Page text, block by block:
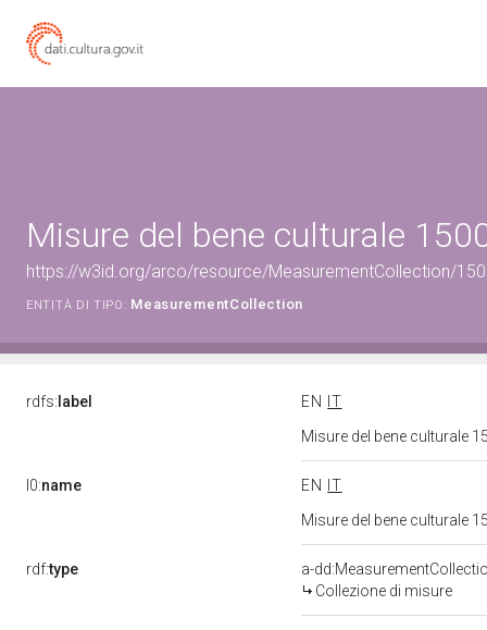
Misure del bene culturale
https://w3id.org/arco/resource/MeasurementCollection/
ENTITÀ DI TIPO: MeasurementCollection
rdfs: label EN
IT
Misure del bene culturale
l0:name EN
IT
Misure del bene culturale
rdf:type
a-
Collezione di misure